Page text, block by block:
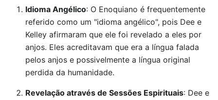
Idioma Angélico: O Enoquiano é frequentemente
referido como um "idioma angélico", pois Dee e
Kelley afirmaram que ele foi revelado a eles por
anjos. Eles acreditavam que era a língua falada
pelos anjos e possivelmente a língua original
perdida da humanidade.
Revelação através de Sessões Espirituais: Dee e